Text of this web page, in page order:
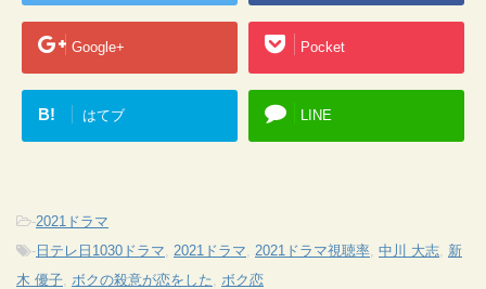
Google+ Pocket
B! はてブ LINE
-2021ドラマ
-日テレ日1030ドラマ 2021ドラマ 2021ドラマ視聴率 中川 大志 新
木 優子 ボクの殺意が恋をした ボク恋